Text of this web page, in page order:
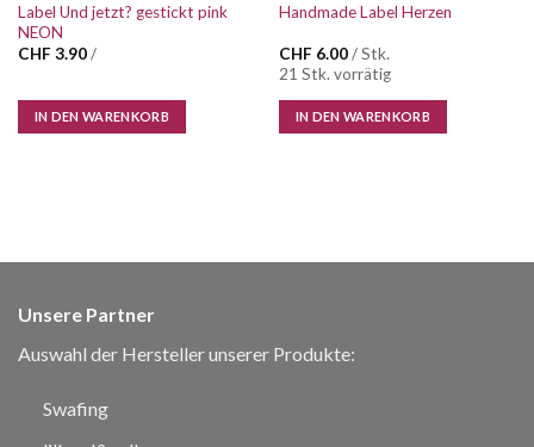
Label Und jetzt? gestickt pink
NEON
CHF 3.90/
IN DEN WARENKORB
Handmade Label Herzen
CHF 6.00/ Stk.
21 Stk. vorrätig
IN DEN WARENKORB
Unsere Partner
Auswahl der Hersteller unserer Produkte:
Swafing